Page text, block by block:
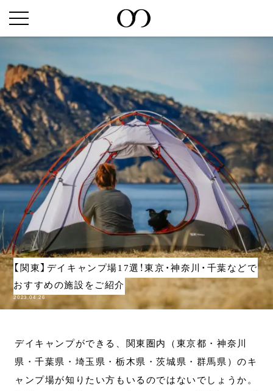
【関東】デイキャンプ場17選！東京・神奈川・千葉などで
おすすめの施設をご紹介
2023.04.26
デイキャンプができる、関東圏内（東京都・神奈川
県・千葉県・埼玉県・栃木県・茨城県・群馬県）のキ
ャンプ場が知りたい方もいるのではないでしょうか。